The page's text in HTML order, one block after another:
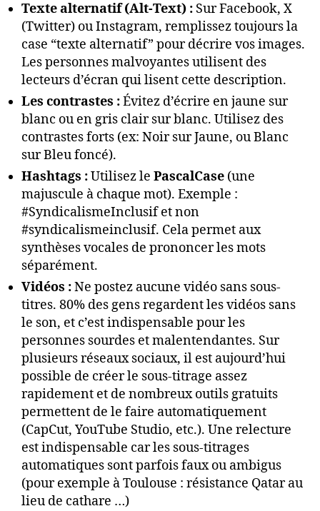
Texte alternatif (Alt-Text) : Sur Facebook, X
(Twitter) ou Instagram, remplissez toujours la
case “texte alternatif” pour décrire vos images.
Les personnes malvoyantes utilisent des
lecteurs d’écran qui lisent cette description.
Les contrastes :Évitez d’écrire en jaune sur
blanc ou en gris clair sur blanc. Utilisez des
contrastes forts (ex: Noir sur Jaune, ou Blanc
sur Bleu foncé).
Hashtags :Utilisez le PascalCase (une
majuscule à chaque mot). Exemple :
#SyndicalismeInclusif et non
#syndicalismeinclusif. Cela permet aux
synthèses vocales de prononcer les mots
séparément.
Vidéos :Ne postez aucune vidéo sans sous-
titres. 80% des gens regardent les vidéos sans
le son, et c’est indispensable pour les
personnes sourdes et malentendantes. Sur
plusieurs réseaux sociaux, il est aujourd’hui
possible de créer le sous-titrage assez
rapidement et de nombreux outils gratuits
permettent de le faire automatiquement
(CapCut, YouTube Studio, etc.). Une relecture
est indispensable car les sous-titrages
automatiques sont parfois faux ou ambigus
(pour exemple à Toulouse : résistance Qatar au
lieu de cathare …)